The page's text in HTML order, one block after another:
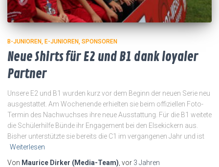
B-JUNIOREN E-JUNIOREN SPONSOREN
Neue Shirts für E2 und B1 dank loyaler
Partner
Unsere E2 und B1 wurden kurz vor dem Beginn der neuen Serie neu
ausgestattet. Am Wochenende erhielten sie beim offiziellen Foto-
Termin des Nachwuchses ihre neue Ausstattung. Für die B1 weitete
die Schülerhilfe Bünde ihr Engagement bei den Elsekickern aus.
Bisher unterstützte sie bereits die C1 im vergangenen Jahr und ist
Weiterlesen
Von Maurice Dirker (Media-Team) , vor 3 Jahren